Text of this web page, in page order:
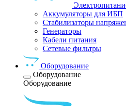
Аккумуляторы для ИБП
Стабилизаторы
Генераторы
Кабели питания
Сетевые фильтры
Оборудование
Оборудование
Оборудование